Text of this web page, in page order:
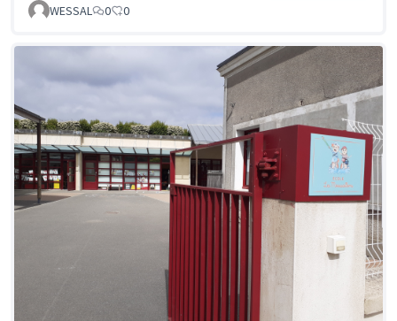
WESSAL
0 0